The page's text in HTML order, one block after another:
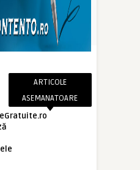
ARTICOLE
ASEMANATOARE